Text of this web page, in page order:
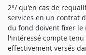
2°/ qu'en cas de
services en un contrat
du fond doivent fixer
l'intéressé compte
effectivement versés